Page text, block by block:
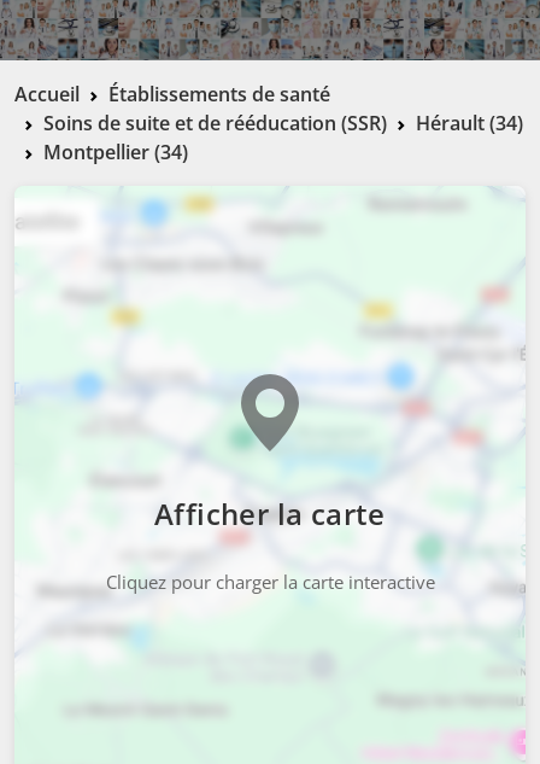
Accueil
Établissements de santé
Soins de suite et de rééducation (SSR)
Hérault (34)
Montpellier (34)
Afficher la carte
Cliquez pour charger la carte interactive